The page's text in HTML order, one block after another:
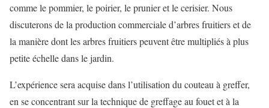
comme le pommier, le poirier, le prunier et le cerisier. Nous
discuterons de la production commerciale d’arbres fruitiers et de
la manière dont les arbres fruitiers peuvent être multipliés à plus
petite échelle dans le jardin.
L’expérience sera acquise dans l’utilisation du couteau à greffer,
en se concentrant sur la technique de greffage au fouet et à la